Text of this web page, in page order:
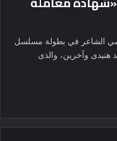
الشاعر في بطولة مسلسل
هنيدى وآخرين، والذى